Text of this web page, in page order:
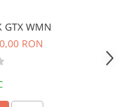
GTX WMN
RON